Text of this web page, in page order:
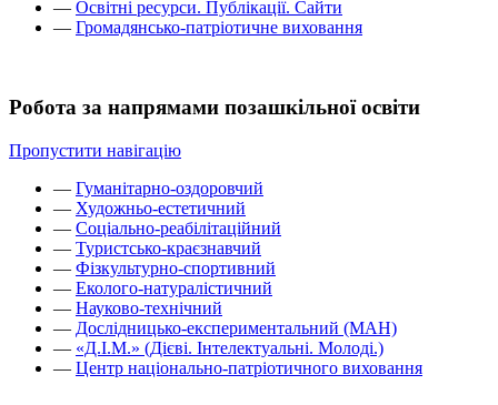
— Освітні ресурси. Публікації. Сайти
— Громадянсько-патріотичне виховання
Робота за напрямами позашкільної освіти
Пропустити навігацію
— Гуманітарно-оздоровчий
— Художньо-естетичний
— Соціально-реабілітаційний
— Туристсько-краєзнавчий
— Фізкультурно-спортивний
— Еколого-натуралістичний
— Науково-технічний
— Дослідницько-експериментальний (МАН)
— «Д.І.М.» (Дієві. Інтелектуальні. Молоді.)
— Центр національно-патріотичного виховання